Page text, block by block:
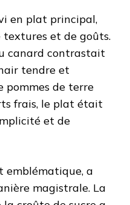
en plat principal,
et de goûts.
canard contrastait
tendre et
pommes de terre
frais, le plat était
et de
emblématique, a
magistrale. La